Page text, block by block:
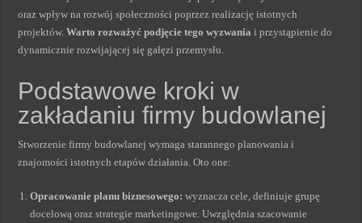
oraz wpływ na rozwój społeczności poprzez realizację istotnych
projektów.Warto rozważyć podjęcie tego wyzwania i przystąpienie do
dynamicznie rozwijającej się gałęzi przemysłu.
Podstawowe kroki w
zakładaniu firmy budowlanej
Stworzenie firmy budowlanej wymaga starannego planowania i
znajomości istotnych etapów działania. Oto one:
Opracowanie planu biznesowego: wyznacza cele, definiuje grupę
docelową oraz strategie marketingowe. Uwzględnia szacowanie